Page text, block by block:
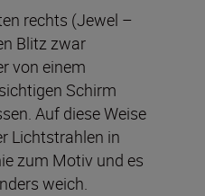
rechts (Jewel –
Blitz zwar
von einem
Schirm
Auf diese Weise
Lichtstrahlen in
zum Motiv und es
weich.